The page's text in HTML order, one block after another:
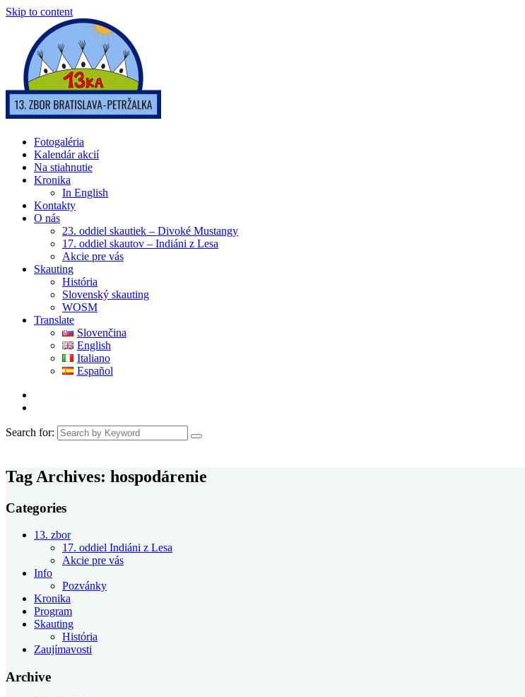
Skip to content
Fotogaléria
Kalendár akcií
Na stiahnutie
Kronika
In English
Kontakty
O nás
23. oddiel skautiek – Divoké Mustangy
17. oddiel skautov – Indiáni z Lesa
Akcie pre vás
Skauting
História
Slovenský skauting
WOSM
Translate
Slovenčina
English
Italiano
Español
Search for:
Tag Archives: hospodárenie
Categories
13. zbor
17. oddiel Indiáni z Lesa
Akcie pre vás
Info
Pozvánky
Kronika
Program
Skauting
História
Zaujímavosti
Archive